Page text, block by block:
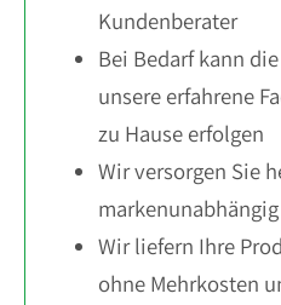
Kundenberater
Bei Bedarf kann
unsere erfahrene
zu Hause erfolgen
Wir versorgen Sie
markenunabhängig
Wir liefern Ihre
ohne Mehrkosten